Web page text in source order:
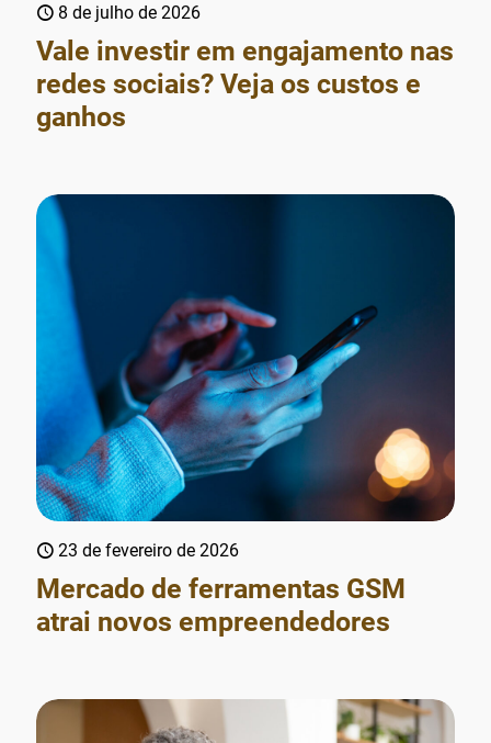
8 de julho de 2026
Vale investir em engajamento nas
redes sociais? Veja os custos e
ganhos
23 de fevereiro de 2026
Mercado de ferramentas GSM
atrai novos empreendedores